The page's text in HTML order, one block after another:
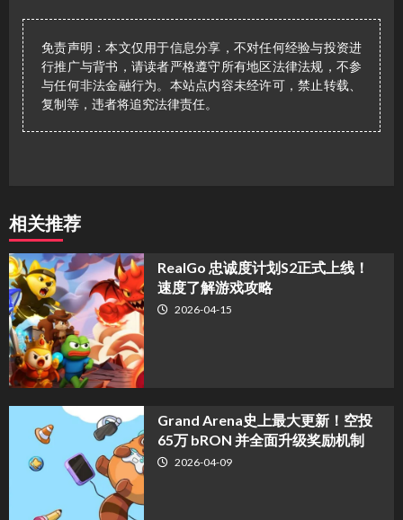
免责声明：本文仅用于信息分享，不对任何经验与投资进
行推广与背书，请读者严格遵守所有地区法律法规，不参
与任何非法金融行为。本站点内容未经许可，禁止转载、
复制等，违者将追究法律责任。
相关推荐
​RealGo 忠诚度计划S2正式上线！
速度了解游戏攻略
2026-04-15
Grand Arena史上最大更新！空投
65万 bRON 并全面升级奖励机制
2026-04-09